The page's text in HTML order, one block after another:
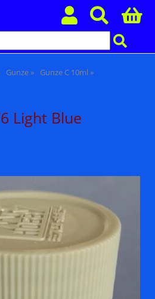
Gunze
Gunze C 10ml
Light Blue